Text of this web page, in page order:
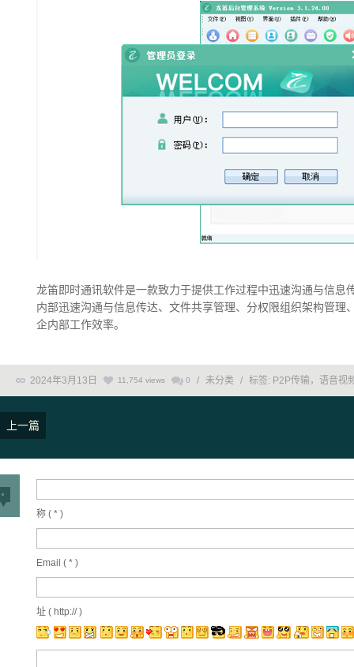
龙笛即时通讯软件是一款致力于提供工作过程中迅速沟通与信
内部迅速沟通与信息传达、文件共享管理、分权限组织架构管
企内部工作效率。
2024年3月13日 11,754 views 0 / 未分类 / 标签: P2P传输，语音视
上一篇
称 ( * )
Email ( * )
址 ( http:// )